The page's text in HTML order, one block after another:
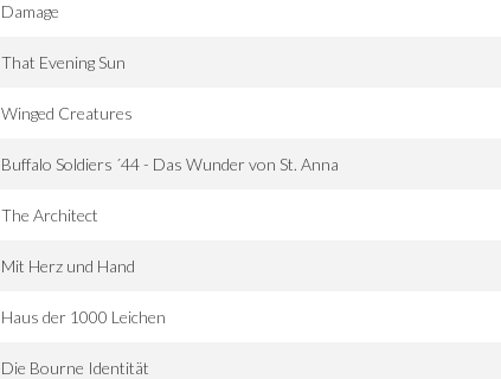
Damage
That Evening Sun
Winged Creatures
Buffalo Soldiers ´44 - Das Wunder von St. Anna
The Architect
Mit Herz und Hand
Haus der 1000 Leichen
Die Bourne Identität